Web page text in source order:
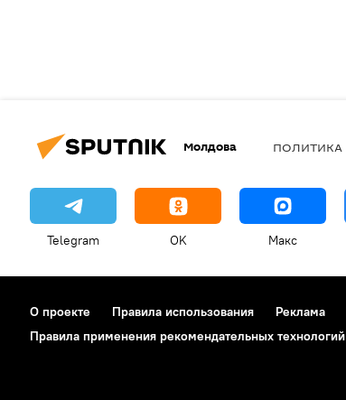
Молдова ПОЛИТИКА
Telegram OK Макс
О проекте Правила использования Реклама
Правила применения рекомендательных технологий